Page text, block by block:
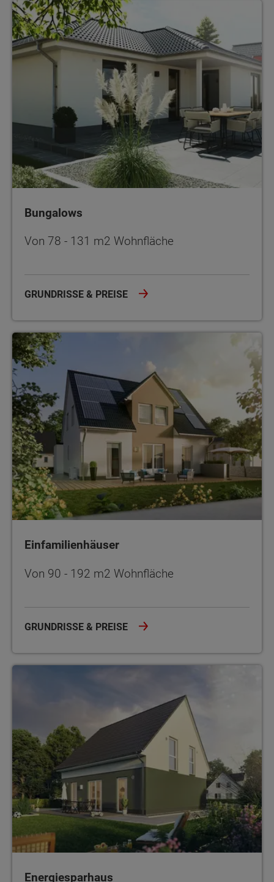
Bungalows
Bungalows
Von 78 - 131 m2 Wohnfläche
GRUNDRISSE & PREISE
Einfamilienhäuser
Einfamilienhäuser
Von 90 - 192 m2 Wohnfläche
GRUNDRISSE & PREISE
Energiesparhaus